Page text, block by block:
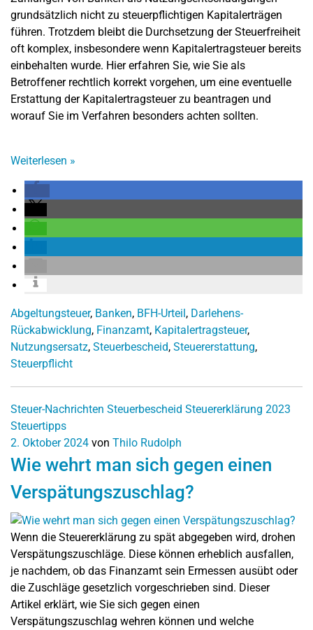
grundsätzlich nicht zu steuerpflichtigen Kapitalerträgen
führen. Trotzdem bleibt die Durchsetzung der Steuerfreiheit
oft komplex, insbesondere wenn Kapitalertragsteuer bereits
einbehalten wurde. Hier erfahren Sie, wie Sie als
Betroffener rechtlich korrekt vorgehen, um eine eventuelle
Erstattung der Kapitalertragsteuer zu beantragen und
worauf Sie im Verfahren besonders achten sollten.
Weiterlesen »
Abgeltungsteuer, Banken, BFH-Urteil, Darlehens-
Rückabwicklung, Finanzamt, Kapitalertragsteuer,
Nutzungsersatz, Steuerbescheid, Steuererstattung,
Steuerpflicht
Steuer-Nachrichten Steuerbescheid Steuererklärung 2023
Steuertipps
2. Oktober 2024 von Thilo Rudolph
Wie wehrt man sich gegen einen
Verspätungszuschlag?
Wenn die Steuererklärung zu spät abgegeben wird, drohen
Verspätungszuschläge. Diese können erheblich ausfallen,
je nachdem, ob das Finanzamt sein Ermessen ausübt oder
die Zuschläge gesetzlich vorgeschrieben sind. Dieser
Artikel erklärt, wie Sie sich gegen einen
Verspätungszuschlag wehren können und welche